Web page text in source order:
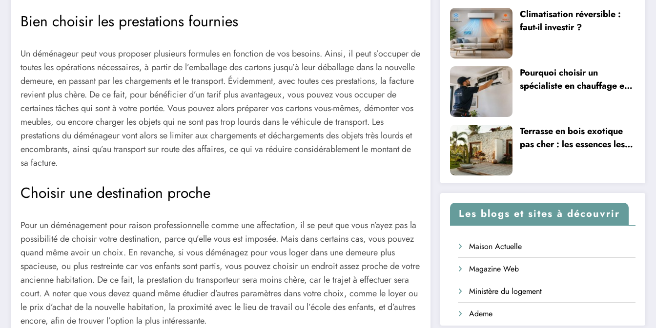
Bien choisir les prestations fournies
Un déménageur peut vous proposer plusieurs formules en fonction de vos besoins. Ainsi, il peut s’occuper de
toutes les opérations nécessaires, à partir de l’emballage des cartons jusqu’à leur déballage dans la nouvelle
demeure, en passant par les chargements et le transport. Évidemment, avec toutes ces prestations, la facture
revient plus chère. De ce fait, pour bénéficier d’un tarif plus avantageux, vous pouvez vous occuper de
certaines tâches qui sont à votre portée. Vous pouvez alors préparer vos cartons vous-mêmes, démonter vos
meubles, ou encore charger les objets qui ne sont pas trop lourds dans le véhicule de transport. Les
prestations du déménageur vont alors se limiter aux chargements et déchargements des objets très lourds et
encombrants, ainsi qu’au transport sur route des affaires, ce qui va réduire considérablement le montant de
sa facture.
Choisir une destination proche
Pour un déménagement pour raison professionnelle comme une affectation, il se peut que vous n’ayez pas la
possibilité de choisir votre destination, parce qu’elle vous est imposée. Mais dans certains cas, vous pouvez
quand même avoir un choix. En revanche, si vous déménagez pour vous loger dans une demeure plus
spacieuse, ou plus restreinte car vos enfants sont partis, vous pouvez choisir un endroit assez proche de votre
ancienne habitation. De ce fait, la prestation du transporteur sera moins chère, car le trajet à effectuer sera
court. A noter que vous devez quand même étudier d’autres paramètres dans votre choix, comme le loyer ou
le prix d’achat de la nouvelle habitation, la proximité avec le lieu de travail ou l’école des enfants, et d’autres
encore, afin de trouver l’option la plus intéressante.
Climatisation réversible :
faut-il investir ?
Pourquoi choisir un
spécialiste en chauffage et
Terrasse en bois exotique
pas cher : les essences les
Les blogs et sites à découvrir
Maison Actuelle
Magazine Web
Ministère du logement
Ademe